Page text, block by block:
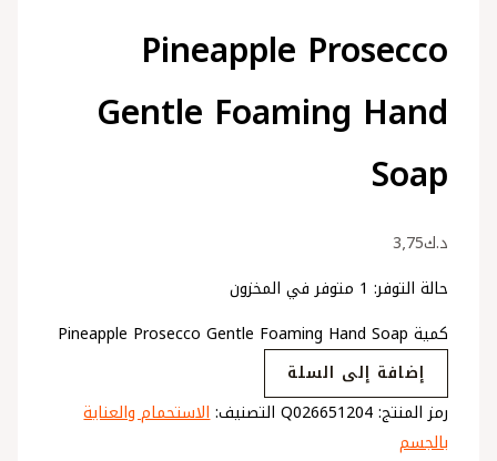
Pineapple Prosecco
Gentle Foaming Hand
Soap
د.ك3٫75
حالة التوفر: 1 متوفر في المخزون
كمية Pineapple Prosecco Gentle Foaming Hand Soap
إضافة إلى السلة
رمز المنتج:Q026651204 التصنيف:الاستحمام والعناية
بالجسم